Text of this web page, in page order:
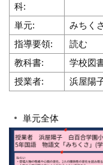
科:
単元:
みちく
指導要領:
読む
教科書:
学校図
授業者:
浜屋陽
単元全体